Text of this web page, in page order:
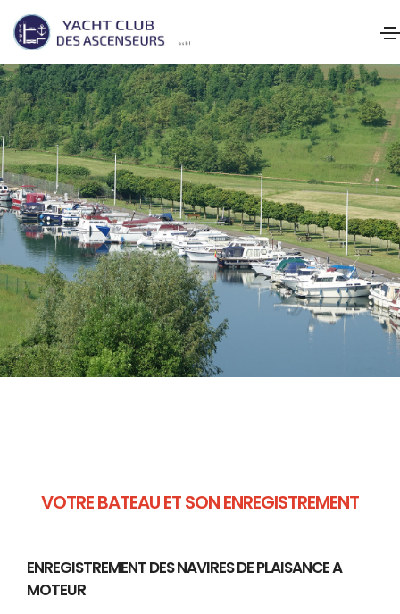
VOTRE BATEAU ET SON ENREGISTREMENT
ENREGISTREMENT DES NAVIRES DE PLAISANCE A
MOTEUR